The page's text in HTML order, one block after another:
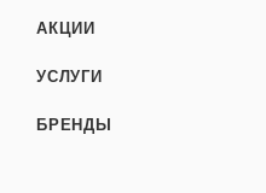
АКЦИИ
УСЛУГИ
БРЕНДЫ